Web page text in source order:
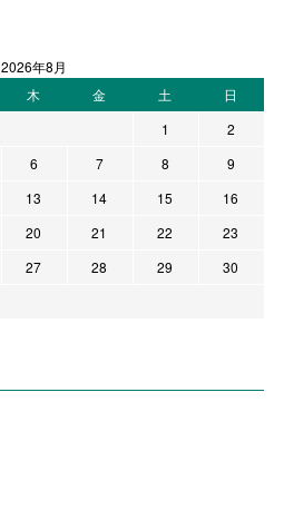
2026年8月
木 金 土 日
1
2
6 7 8
9
13 14 15
16
20 21 22
23
27 28 29
30